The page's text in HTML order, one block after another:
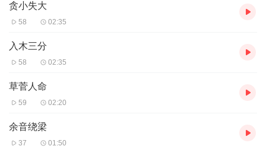
贪小失大
58 02:35
入木三分
58 02:35
草菅人命
59 02:20
余音绕梁
37 01:50